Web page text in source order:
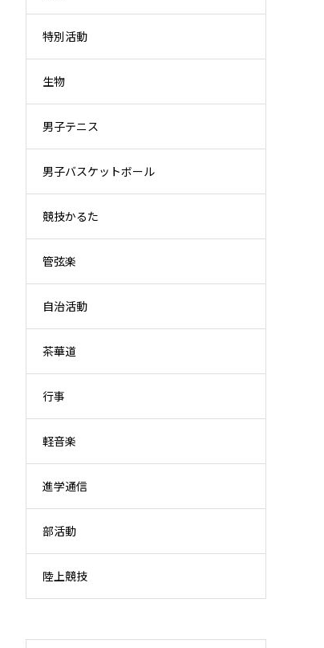
特別活動
生物
男子テニス
男子バスケットボール
競技かるた
管弦楽
自治活動
茶華道
行事
軽音楽
進学通信
部活動
陸上競技